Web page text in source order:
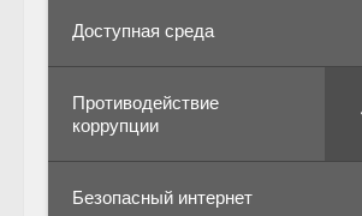
Доступная среда
Противодействие
коррупции
Безопасный интернет